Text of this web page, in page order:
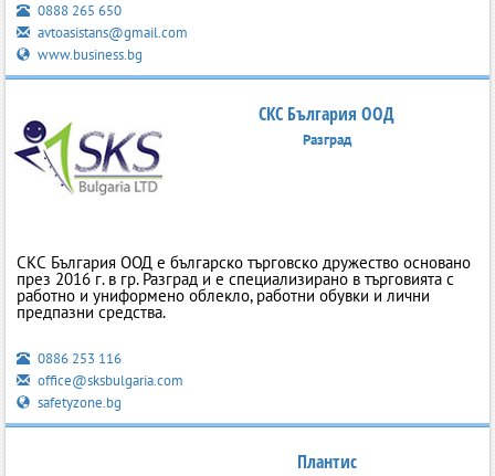
0888 265 650
avtoasistans@gmail.com
www.business.bg
СКС България ООД
Разград
СКС България ООД е българско търговско дружество основано
през 2016 г. в гр. Разград и е специализирано в търговията с
работно и униформено облекло, работни обувки и лични
предпазни средства.
0886 253 116
office@sksbulgaria.com
safetyzone.bg
Плантис